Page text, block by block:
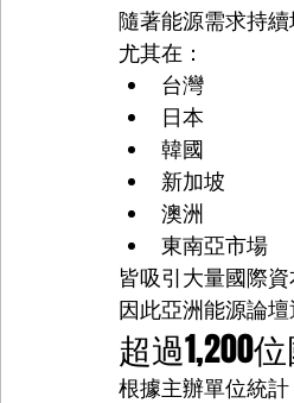
隨著能源需求持
尤其在：
台灣
日本
韓國
新加坡
澳洲
東南亞市場
皆吸引大量國際資
因此亞洲能源論
超過1,200
根據主辦單位統